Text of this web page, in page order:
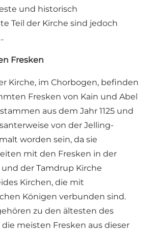
und historisch
Teil der Kirche sind jedoch
Fresken
Kirche, im Chorbogen, befinden
Fresken von Kain und Abel
aus dem Jahr 1125 und
von der Jelling-
worden sein, da sie
mit den Fresken in der
der Tamdrup Kirche
Kirchen, die mit
Königen verbunden sind.
zu den ältesten des
die meisten Fresken aus dieser